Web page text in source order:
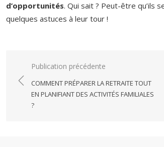
d’opportunités. Qui sait ? Peut-être qu’ils
quelques astuces à leur tour !
Navigation
de
l’article
Publication précédente
COMMENT PRÉPARER LA RETRAITE TOUT
EN PLANIFIANT DES ACTIVITÉS FAMILIALES
?